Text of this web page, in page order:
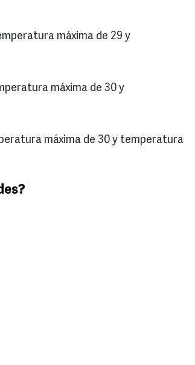
máxima de 29 y
máxima de 30 y
máxima de 30 y temperatura